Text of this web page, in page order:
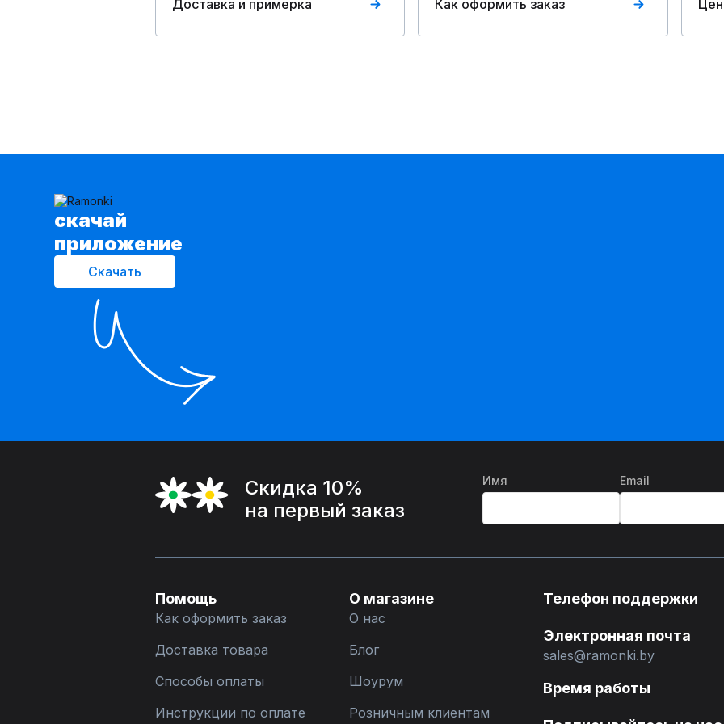
Доставка и примерка Как оформить заказ
cкачай
приложение
Скачать
Скидка 10%
на первый заказ
Имя Email
Помощь
Как оформить заказ
Доставка товара
Способы оплаты
Инструкции по оплате
О магазине
О нас
Блог
Шоурум
Розничным клиентам
Телефон поддержки
Электронная почта
sales@ramonki.by
Время работы